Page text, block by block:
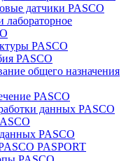
датчики PASCO
лабораторное
PASCO
PASCO
общего назначения
PASCO
данных PASCO
PASCO
PASPORT